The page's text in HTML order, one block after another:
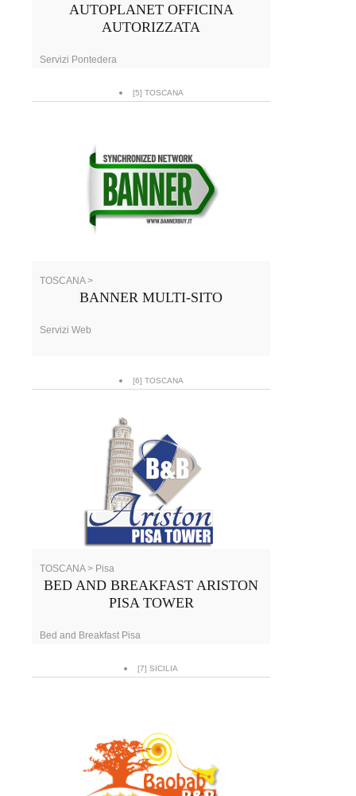
AUTOPLANET OFFICINA
AUTORIZZATA
Servizi Pontedera
[5] TOSCANA
TOSCANA >
BANNER MULTI-SITO
Servizi Web
[6] TOSCANA
TOSCANA > Pisa
BED AND BREAKFAST ARISTON
PISA TOWER
Bed and Breakfast Pisa
[7] SICILIA